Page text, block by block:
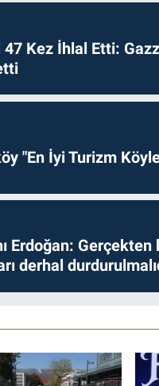
Kez İhlal Etti:
"En İyi Turizm
Erdoğan: Gerçekten
derhal